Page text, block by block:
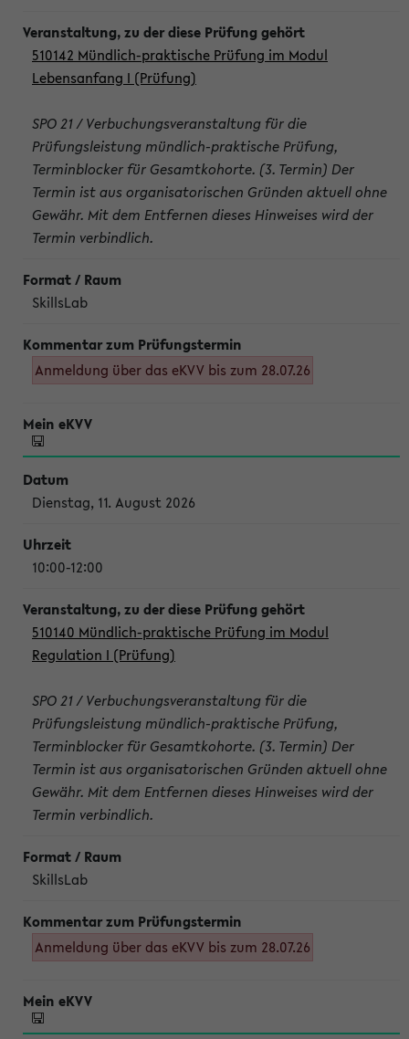
510142 Mündlich-praktische Prüfung im Modul
Lebensanfang I (Prüfung)
SPO 21 / Verbuchungsveranstaltung für die
Prüfungsleistung mündlich-praktische Prüfung,
Terminblocker für Gesamtkohorte. (3. Termin) Der
Termin ist aus organisatorischen Gründen aktuell ohne
Gewähr. Mit dem Entfernen dieses Hinweises wird der
Termin verbindlich.
SkillsLab
Anmeldung über das eKVV bis zum 28.07.26
Dienstag, 11. August 2026
10:00-12:00
510140 Mündlich-praktische Prüfung im Modul
Regulation I (Prüfung)
SPO 21 / Verbuchungsveranstaltung für die
Prüfungsleistung mündlich-praktische Prüfung,
Terminblocker für Gesamtkohorte. (3. Termin) Der
Termin ist aus organisatorischen Gründen aktuell ohne
Gewähr. Mit dem Entfernen dieses Hinweises wird der
Termin verbindlich.
SkillsLab
Anmeldung über das eKVV bis zum 28.07.26